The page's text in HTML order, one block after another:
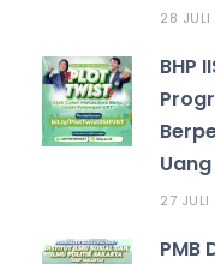
28
BHP
27
PMB